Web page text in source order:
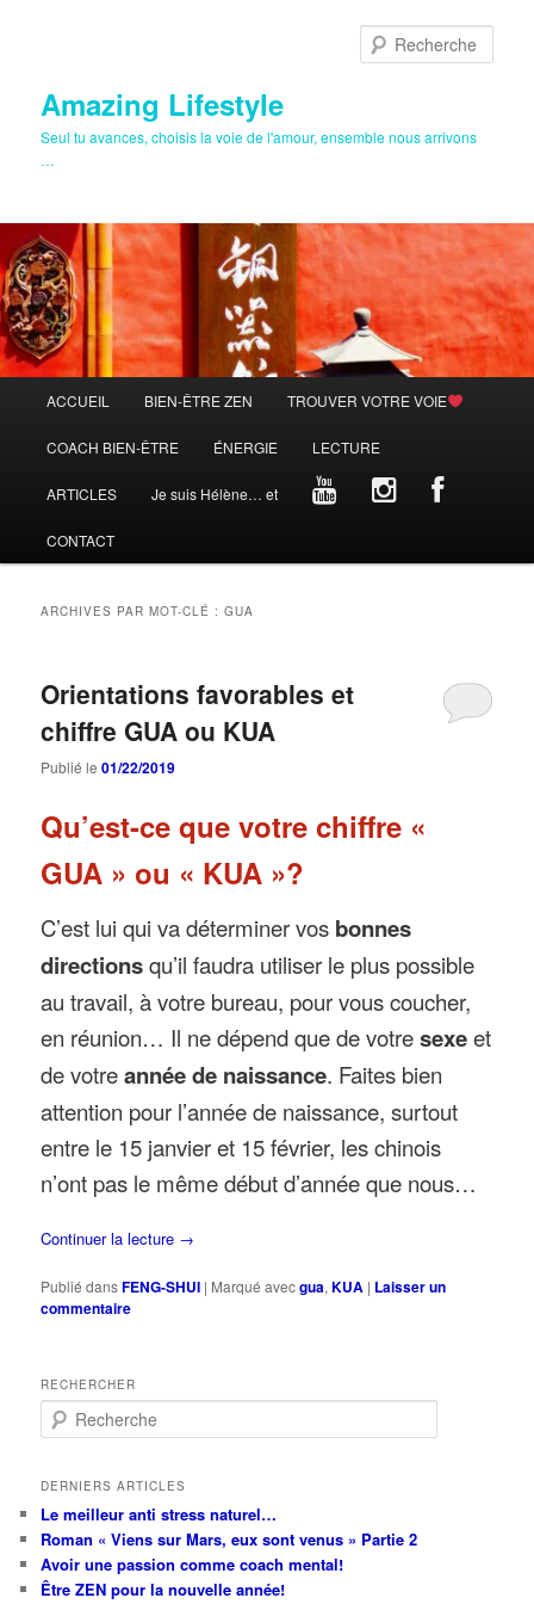
Amazing Lifestyle
Seul tu avances, choisis la voie de l'amour, ensemble nous arrivons
…
principal
ACCUEIL BIEN-ÊTRE ZEN TROUVER VOTRE VOIE
COACH BIEN-ÊTRE ÉNERGIE LECTURE
ARTICLES Je suis Hélène… et
CONTACT
ARCHIVES PAR MOT-CLÉ :GUA
Orientations favorables et
chiffre GUA ou KUA
Publié le01/22/2019
Qu’est-ce que votre chiffre «
GUA » ou « KUA »?
C’est lui qui va déterminer vos bonnes
directionsqu’il faudra utiliser le plus possible
au travail, à votre bureau, pour vous coucher,
en réunion… Il ne dépend que de votresexeet
de votreannée de naissance. Faites bien
attention pour l’année de naissance, surtout
entre le 15 janvier et 15 février, les chinois
n’ont pas le même début d’année que nous…
Continuer la lecture →
Publié dansFENG-SHUI | Marqué avecgua,KUA | Laisser un
commentaire
RECHERCHER
e
h
r
c
h
e
DERNIERS ARTICLES
Le meilleur anti stress naturel…
Roman « Viens sur Mars, eux sont venus » Partie 2
Avoir une passion comme coach mental!
Être ZEN pour la nouvelle année!